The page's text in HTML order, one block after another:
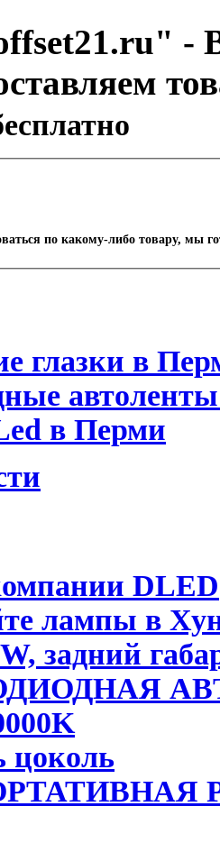
-
по какому-либо товару, мы
глазки в
в Перми
DLED
лампы в
задний
цоколь